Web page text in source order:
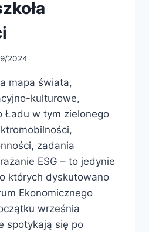
2024
mapa świata,
kulturowe,
Ładu w tym zielonego
zadania
ESG – to jedynie
których dyskutowano
Ekonomicznego
września
spotykają się po